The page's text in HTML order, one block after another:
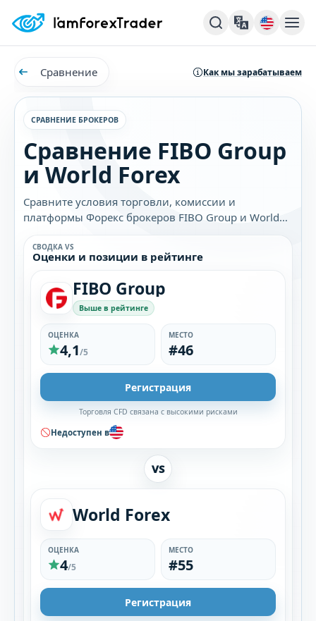
Сравнение Как мы зарабатываем
СРАВНЕНИЕ БРОКЕРОВ
Сравнение FIBO Group
и World Forex
Сравните условия торговли, комиссии и
платформы Форекс брокеров FIBO Group и World
Forex. Узнайте, какой брокер лучше подходит
именно вам.
СВОДКА VS
Оценки и позиции в рейтинге
FIBO Group
Выше в рейтинге
ОЦЕНКА
4,1/5
МЕСТО
#46
Регистрация
Торговля CFD связана с высокими рисками
Недоступен в
VS
World Forex
ОЦЕНКА
4/5
МЕСТО
#55
Регистрация